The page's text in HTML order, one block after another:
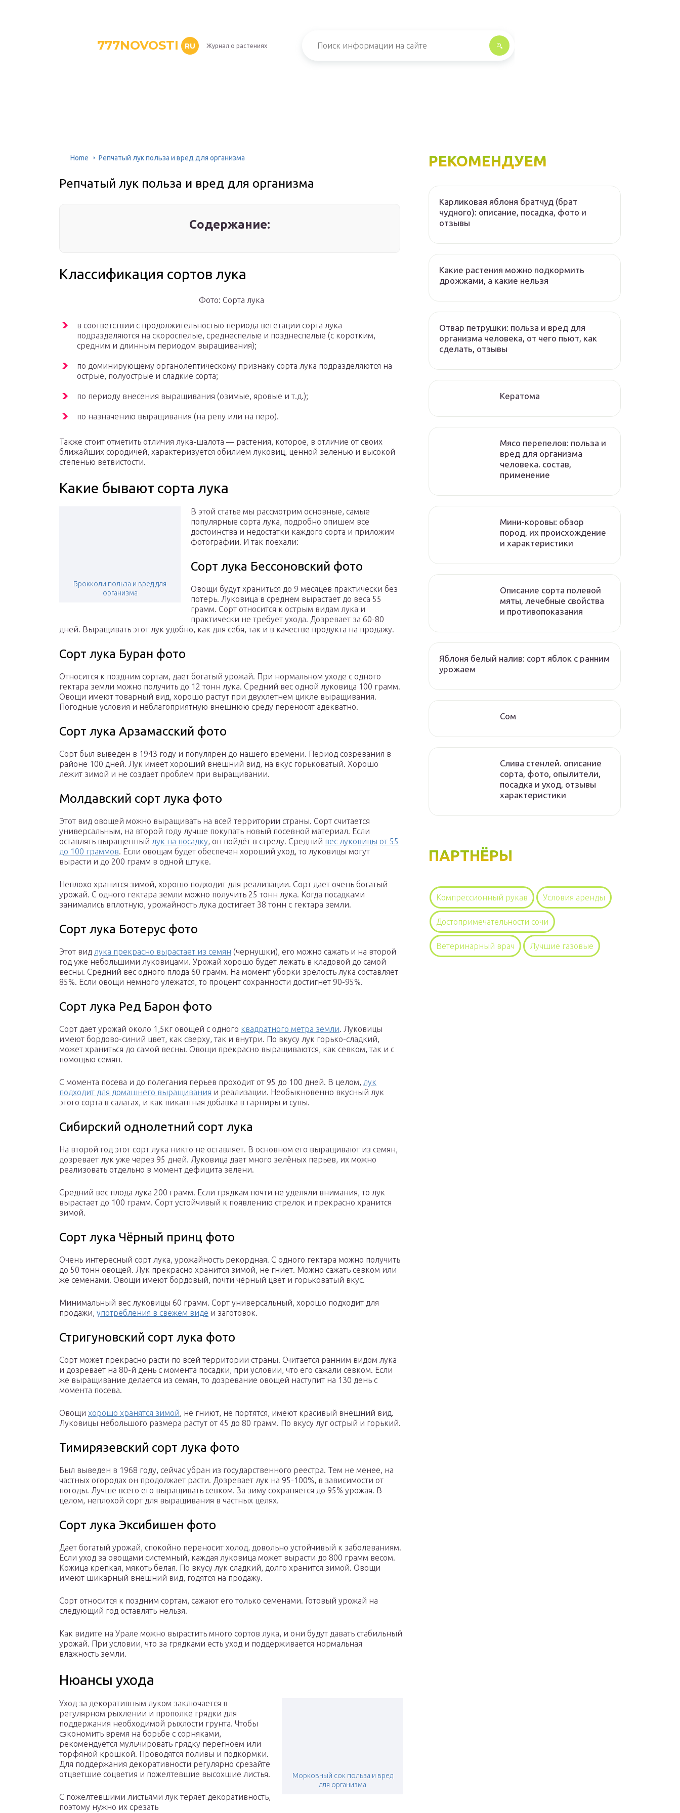
777NOVOSTI RU Журнал о растениях
Home Репчатый лук польза и вред для организма
Репчатый лук польза и вред для организма
Содержание:
Классификация сортов лука
Фото: Сорта лука
в соответствии с продолжительностью периода вегетации сорта лука
подразделяются на скороспелые, среднеспелые и позднеспелые (с коротким,
средним и длинным периодом выращивания);
по доминирующему органолептическому признаку сорта лука подразделяются на
острые, полуострые и сладкие сорта;
по периоду внесения выращивания (озимые, яровые и т.д.);
по назначению выращивания (на репу или на перо).
Также стоит отметить отличия лука-шалота — растения, которое, в отличие от своих
ближайших сородичей, характеризуется обилием луковиц, ценной зеленью и высокой
степенью ветвистости.
Какие бывают сорта лука
Брокколи польза и вред для
организма
В этой статье мы рассмотрим основные, самые
популярные сорта лука, подробно опишем все
достоинства и недостатки каждого сорта и приложим
фотографии. И так поехали:
Сорт лука Бессоновский фото
Овощи будут храниться до 9 месяцев практически без
потерь. Луковица в среднем вырастает до веса 55
грамм. Сорт относится к острым видам лука и
практически не требует ухода. Дозревает за 60-80
дней. Выращивать этот лук удобно, как для себя, так и в качестве продукта на продажу.
Сорт лука Буран фото
Относится к поздним сортам, дает богатый урожай. При нормальном уходе с одного
гектара земли можно получить до 12 тонн лука. Средний вес одной луковица 100 грамм.
Овощи имеют товарный вид, хорошо растут при двухлетнем цикле выращивания.
Погодные условия и неблагоприятную внешнюю среду переносят адекватно.
Сорт лука Арзамасский фото
Сорт был выведен в 1943 году и популярен до нашего времени. Период созревания в
районе 100 дней. Лук имеет хороший внешний вид, на вкус горьковатый. Хорошо
лежит зимой и не создает проблем при выращивании.
Молдавский сорт лука фото
Этот вид овощей можно выращивать на всей территории страны. Сорт считается
универсальным, на второй году лучше покупать новый посевной материал. Если
оставлять выращенный лук на посадку, он пойдёт в стрелу. Средний вес луковицы от 55
до 100 граммов. Если овощам будет обеспечен хороший уход, то луковицы могут
вырасти и до 200 грамм в одной штуке.
Неплохо хранится зимой, хорошо подходит для реализации. Сорт дает очень богатый
урожай. С одного гектара земли можно получить 25 тонн лука. Когда посадками
занимались вплотную, урожайность лука достигает 38 тонн с гектара земли.
Сорт лука Ботерус фото
Этот вид лука прекрасно вырастает из семян (чернушки), его можно сажать и на второй
год уже небольшими луковицами. Урожай хорошо будет лежать в кладовой до самой
весны. Средний вес одного плода 60 грамм. На момент уборки зрелость лука составляет
85%. Если овощи немного улежатся, то процент сохранности достигнет 90-95%.
Сорт лука Ред Барон фото
Сорт дает урожай около 1,5кг овощей с одного квадратного метра земли. Луковицы
имеют бордово-синий цвет, как сверху, так и внутри. По вкусу лук горько-сладкий,
может храниться до самой весны. Овощи прекрасно выращиваются, как севком, так и с
помощью семян.
С момента посева и до полегания перьев проходит от 95 до 100 дней. В целом, лук
подходит для домашнего выращивания и реализации. Необыкновенно вкусный лук
этого сорта в салатах, и как пикантная добавка в гарниры и супы.
Сибирский однолетний сорт лука
На второй год этот сорт лука никто не оставляет. В основном его выращивают из семян,
дозревает лук уже через 95 дней. Луковица дает много зелёных перьев, их можно
реализовать отдельно в момент дефицита зелени.
Средний вес плода лука 200 грамм. Если грядкам почти не уделяли внимания, то лук
вырастает до 100 грамм. Сорт устойчивый к появлению стрелок и прекрасно хранится
зимой.
Сорт лука Чёрный принц фото
Очень интересный сорт лука, урожайность рекордная. С одного гектара можно получить
до 50 тонн овощей. Лук прекрасно хранится зимой, не гниет. Можно сажать севком или
же семенами. Овощи имеют бордовый, почти чёрный цвет и горьковатый вкус.
Минимальный вес луковицы 60 грамм. Сорт универсальный, хорошо подходит для
продажи, употребления в свежем виде и заготовок.
Стригуновский сорт лука фото
Сорт может прекрасно расти по всей территории страны. Считается ранним видом лука
и дозревает на 80-й день с момента посадки, при условии, что его сажали севком. Если
же выращивание делается из семян, то дозревание овощей наступит на 130 день с
момента посева.
Овощи хорошо хранятся зимой, не гниют, не портятся, имеют красивый внешний вид.
Луковицы небольшого размера растут от 45 до 80 грамм. По вкусу луг острый и горький.
Тимирязевский сорт лука фото
Был выведен в 1968 году, сейчас убран из государственного реестра. Тем не менее, на
частных огородах он продолжает расти. Дозревает лук на 95-100%, в зависимости от
погоды. Лучше всего его выращивать севком. За зиму сохраняется до 95% урожая. В
целом, неплохой сорт для выращивания в частных целях.
Сорт лука Эксибишен фото
Дает богатый урожай, спокойно переносит холод, довольно устойчивый к заболеваниям.
Если уход за овощами системный, каждая луковица может вырасти до 800 грамм весом.
Кожица крепкая, мякоть белая. По вкусу лук сладкий, долго хранится зимой. Овощи
имеют шикарный внешний вид, годятся на продажу.
Сорт относится к поздним сортам, сажают его только семенами. Готовый урожай на
следующий год оставлять нельзя.
Как видите на Урале можно вырастить много сортов лука, и они будут давать стабильный
урожай. При условии, что за грядками есть уход и поддерживается нормальная
влажность земли.
Нюансы ухода
Морковный сок польза и вред
для организма
Уход за декоративным луком заключается в
регулярном рыхлении и прополке грядки для
поддержания необходимой рыхлости грунта. Чтобы
сэкономить время на борьбе с сорняками,
рекомендуется мульчировать грядку перегноем или
торфяной крошкой. Проводятся поливы и подкормки.
Для поддержания декоративности регулярно срезайте
отцветшие соцветия и пожелтевшие высохшие листья.
С пожелтевшими листьями лук теряет декоративность,
поэтому нужно их срезать
РЕКОМЕНДУЕМ
Карликовая яблоня братчуд (брат
чудного): описание, посадка, фото и
отзывы
Какие растения можно подкормить
дрожжами, а какие нельзя
Отвар петрушки: польза и вред для
организма человека, от чего пьют, как
сделать, отзывы
Кератома
Мясо перепелов: польза и
вред для организма
человека. состав,
применение
Мини-коровы: обзор
пород, их происхождение
и характеристики
Описание сорта полевой
мяты, лечебные свойства
и противопоказания
Яблоня белый налив: сорт яблок с ранним
урожаем
Сом
Слива стенлей. описание
сорта, фото, опылители,
посадка и уход, отзывы
характеристики
ПАРТНЁРЫ
Компрессионный рукав Условия аренды
Достопримечательности сочи
Ветеринарный врач Лучшие газовые